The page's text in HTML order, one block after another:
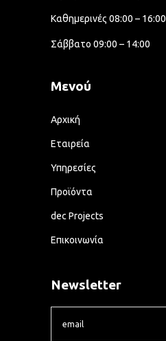
Καθημερινές 08:00 – 16:00
Σάββατο 09:00 – 14:00
Μενού
Αρχική
Εταιρεία
Υπηρεσίες
Προϊόντα
dec Projects
Επικοινωνία
Newsletter